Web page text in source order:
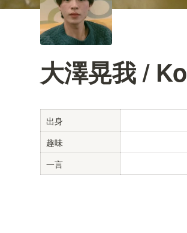
⼤澤晃我 /
出身
趣味
一言